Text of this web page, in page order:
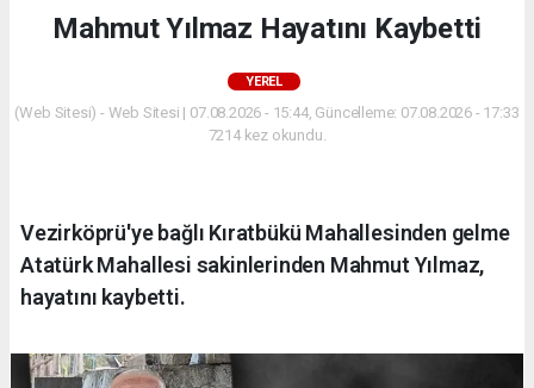
Mahmut Yılmaz Hayatını Kaybetti
YEREL
(Web Sitesi) - Web Sitesi | 07.08.2026 - 15:44, Güncelleme: 07.08.2026 - 17:33
7214 kez okundu.
Vezirköprü'ye bağlı Kıratbükü Mahallesinden gelme
Atatürk Mahallesi sakinlerinden Mahmut Yılmaz,
hayatını kaybetti.